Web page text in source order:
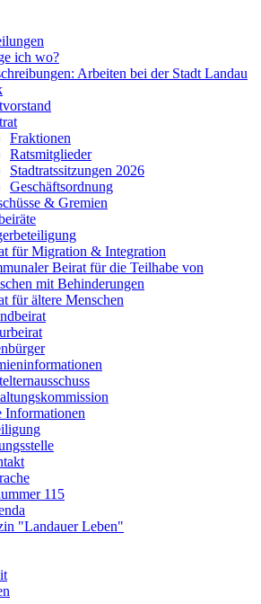
ich wo?
Arbeiten bei der Stadt Landau
Fraktionen
Ratsmitglieder
Stadtratssitzungen 2026
Geschäftsordnung
& Gremien
für Migration & Integration
Beirat für die Teilhabe von
mit Behinderungen
für ältere Menschen
Informationen
115
"Landauer Leben"